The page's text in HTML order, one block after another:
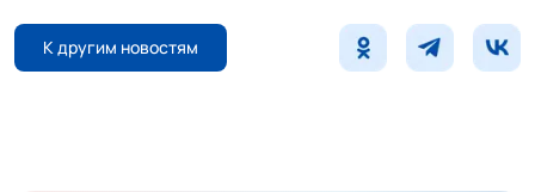
К другим новостям